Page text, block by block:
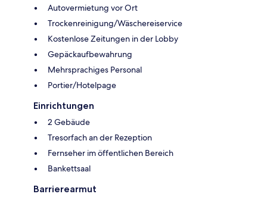
Autovermietung vor Ort
Trockenreinigung/Wäschereiservice
Kostenlose Zeitungen in der Lobby
Gepäckaufbewahrung
Mehrsprachiges Personal
Portier/Hotelpage
Einrichtungen
2 Gebäude
Tresorfach an der Rezeption
Fernseher im öffentlichen Bereich
Bankettsaal
Barrierearmut